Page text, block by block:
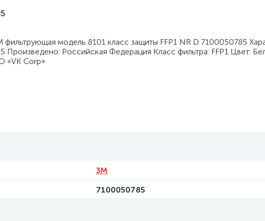
модель 8101 класс защиты FFP1 NR D 7100050785
Произведено: Российская Федерация Класс фильтра: FFP1 Цвет:
«VK Corp»
3М
7100050785